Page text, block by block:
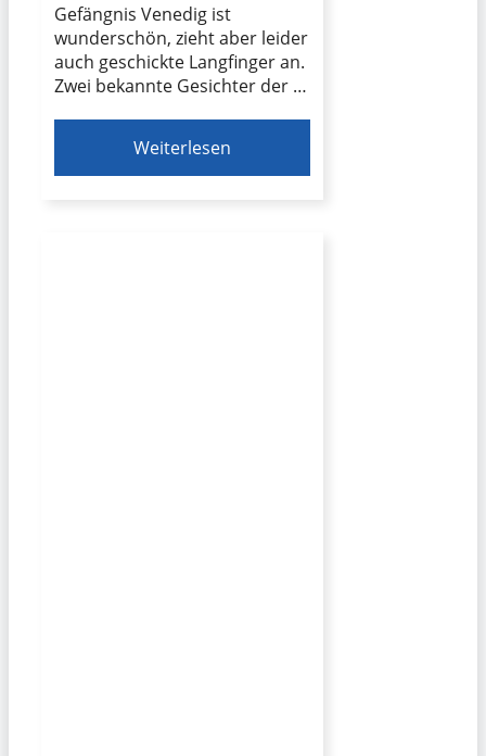
Gefängnis Venedig ist
wunderschön, zieht aber leider
auch geschickte Langfinger an.
Zwei bekannte Gesichter der …
Weiterlesen